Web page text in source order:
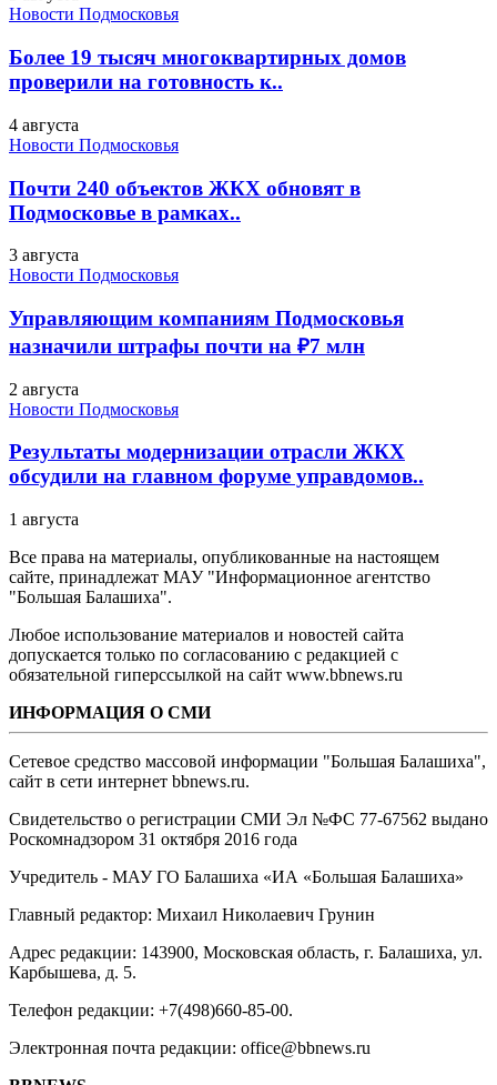
Новости Подмосковья
Более 19 тысяч многоквартирных домов
проверили на готовность к..
4 августа
Новости Подмосковья
Почти 240 объектов ЖКХ обновят в
Подмосковье в рамках..
3 августа
Новости Подмосковья
Управляющим компаниям Подмосковья
назначили штрафы почти на ₽7 млн
2 августа
Новости Подмосковья
Результаты модернизации отрасли ЖКХ
обсудили на главном форуме управдомов..
1 августа
Все права на материалы, опубликованные на настоящем
сайте, принадлежат МАУ "Информационное агентство
"Большая Балашиха".
Любое использование материалов и новостей сайта
допускается только по согласованию с редакцией с
обязательной гиперссылкой на сайт www.bbnews.ru
ИНФОРМАЦИЯ О СМИ
Сетевое средство массовой информации "Большая Балашиха",
сайт в сети интернет bbnews.ru.
Свидетельство о регистрации СМИ Эл №ФС ‎77-67562 выдано
Роскомнадзором 31 октября 2016 года
Учредитель - МАУ ГО Балашиха «ИА «Большая Балашиха»
Главный редактор: Михаил Николаевич Грунин
Адрес редакции: 143900, Московская область, г. Балашиха, ул.
Карбышева, д. 5.
Телефон редакции: +7(498)660-85-00.
Электронная почта редакции: office@bbnews.ru